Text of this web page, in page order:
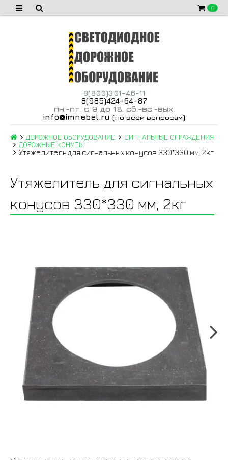
0
8(800)301-46-11
8(985)424-64-87
пн -пт с 9 до 18, сб -вс -вых.
info@imnebel.ru (по всем вопросам)
ДОРОЖНОЕ ОБОРУДОВАНИЕ
СИГНАЛЬНЫЕ ОГРАЖДЕНИЯ
ДОРОЖНЫЕ КОНУСЫ
Утяжелитель для сигнальных конусов 330*330 мм, 2кг
Утяжелитель для сигнальных
конусов 330*330 мм, 2кг